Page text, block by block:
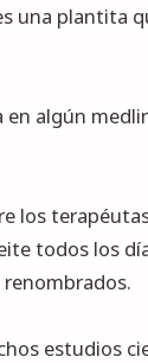
una
en algún
los
todos los
estudios